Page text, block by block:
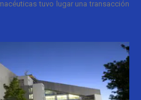
tuvo lugar una transacción